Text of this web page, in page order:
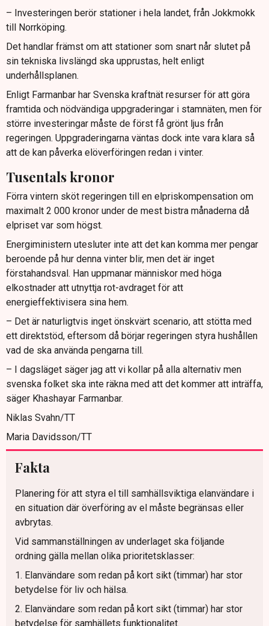
– Investeringen berör stationer i hela landet, från Jokkmokk
till Norrköping.
Det handlar främst om att stationer som snart når slutet på
sin tekniska livslängd ska upprustas, helt enligt
underhållsplanen.
Enligt Farmanbar har Svenska kraftnät resurser för att göra
framtida och nödvändiga uppgraderingar i stamnäten, men för
större investeringar måste de först få grönt ljus från
regeringen. Uppgraderingarna väntas dock inte vara klara så
att de kan påverka elöverföringen redan i vinter.
Tusentals kronor
Förra vintern sköt regeringen till en elpriskompensation om
maximalt 2 000 kronor under de mest bistra månaderna då
elpriset var som högst.
Energiministern utesluter inte att det kan komma mer pengar
beroende på hur denna vinter blir, men det är inget
förstahandsval. Han uppmanar människor med höga
elkostnader att utnyttja rot-avdraget för att
energieffektivisera sina hem.
– Det är naturligtvis inget önskvärt scenario, att stötta med
ett direktstöd, eftersom då börjar regeringen styra hushållen
vad de ska använda pengarna till.
– I dagsläget säger jag att vi kollar på alla alternativ men
svenska folket ska inte räkna med att det kommer att inträffa,
säger Khashayar Farmanbar.
Niklas Svahn/TT
Maria Davidsson/TT
Fakta
Planering för att styra el till samhällsviktiga elanvändare i
en situation där överföring av el måste begränsas eller
avbrytas.
Vid sammanställningen av underlaget ska följande
ordning gälla mellan olika prioritetsklasser:
1. Elanvändare som redan på kort sikt (timmar) har stor
betydelse för liv och hälsa.
2. Elanvändare som redan på kort sikt (timmar) har stor
betydelse för samhällets funktionalitet.